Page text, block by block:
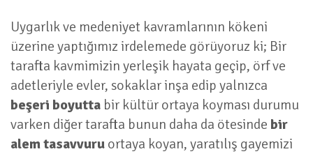
Uygarlık ve medeniyet kavramlarının kökeni
üzerine yaptığımız irdelemede görüyoruz ki; Bir
tarafta kavmimizin yerleşik hayata geçip, örf ve
adetleriyle evler, sokaklar inşa edip yalnızca
beşeri boyutta bir kültür ortaya koyması durumu
varken diğer tarafta bunun daha da ötesinde bir
alem tasavvuru ortaya koyan, yaratılış gayemizi